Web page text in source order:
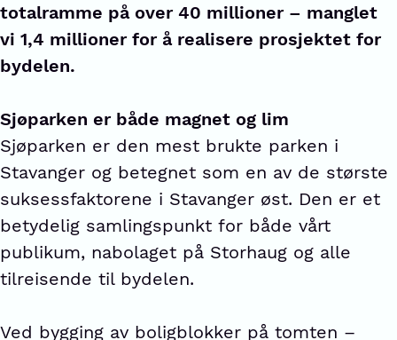
totalramme på over 40 millioner – manglet
vi 1,4 millioner for å realisere prosjektet for
bydelen.
Sjøparken er både magnet og lim
Sjøparken er den mest brukte parken i
Stavanger og betegnet som en av de største
suksessfaktorene i Stavanger øst. Den er et
betydelig samlingspunkt for både vårt
publikum, nabolaget på Storhaug og alle
tilreisende til bydelen.
Ved bygging av boligblokker på tomten –